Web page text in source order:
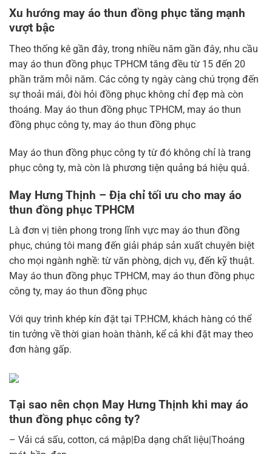
Xu hướng may áo thun đồng phục tăng mạnh
vượt bậc
Theo thống kê gần đây, trong nhiều năm gần đây, nhu cầu
may áo thun đồng phục TPHCM tăng đều từ 15 đến 20
phần trăm mỗi năm. Các công ty ngày càng chú trọng đến
sự thoải mái, đòi hỏi đồng phục không chỉ đẹp mà còn
thoáng. May áo thun đồng phục TPHCM, may áo thun
đồng phục công ty, may áo thun đồng phục
May áo thun đồng phục công ty từ đó không chỉ là trang
phục công ty, mà còn là phương tiện quảng bá hiệu quả.
May Hưng Thịnh – Địa chỉ tối ưu cho may áo
thun đồng phục TPHCM
Là đơn vị tiên phong trong lĩnh vực may áo thun đồng
phục, chúng tôi mang đến giải pháp sản xuất chuyên biệt
cho mọi ngành nghề: từ văn phòng, dịch vụ, đến kỹ thuật.
May áo thun đồng phục TPHCM, may áo thun đồng phục
công ty, may áo thun đồng phục
Với quy trình khép kín đặt tại TP.HCM, khách hàng có thể
tin tưởng về thời gian hoàn thành, kể cả khi đặt may theo
đơn hàng gấp.
Tại sao nên chọn May Hưng Thịnh khi may áo
thun đồng phục công ty?
– Vải cá sấu, cotton, cá mập|Đa dạng chất liệu|Thoáng